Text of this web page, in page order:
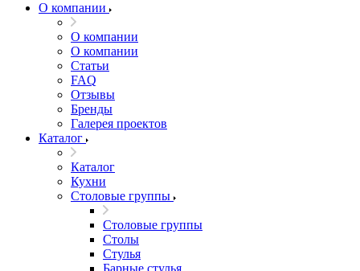
О компании
О компании
О компании
Статьи
FAQ
Отзывы
Бренды
Галерея проектов
Каталог
Каталог
Кухни
Столовые группы
Столовые группы
Столы
Стулья
Барные стулья